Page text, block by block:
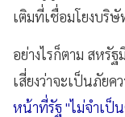
เติมที่เชื่อมโยงบริ
อย่างไรก็ตาม สหรั
เสี่ยงว่าจะเป็นภัยค
หน้าที่รัฐ "ไม่จำเป็